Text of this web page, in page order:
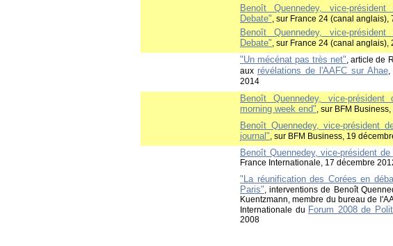
Benoît Quennedey, vice-
Debate", sur France 24 (canal anglais),
Benoît Quennedey, vice-
Debate", sur France 24 (canal anglais),
"Un mécénat pas très net", article de
aux révélations de l'AAFC sur Ahae,
2014
Benoît Quennedey, vice-
morning week end", sur BFM
Benoît Quennedey, vice-président
journal" , sur BFM Business, 19
Benoît Quennedey, vice-président de
France Internationale, 17 décembre
"La réunification des Corées en
Paris" , interventions de Benoît
Kuentzmann, membre du bureau de
Internationale du Forum 2008 de
2008